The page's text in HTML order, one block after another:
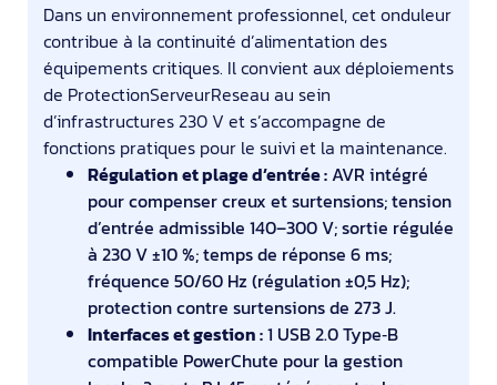
Dans un environnement professionnel, cet onduleur
contribue à la continuité d’alimentation des
équipements critiques. Il convient aux déploiements
de ProtectionServeurReseau au sein
d’infrastructures 230 V et s’accompagne de
fonctions pratiques pour le suivi et la maintenance.
Régulation et plage d’entrée :AVR intégré
pour compenser creux et surtensions; tension
d’entrée admissible 140–300 V; sortie régulée
à 230 V ±10 %; temps de réponse 6 ms;
fréquence 50/60 Hz (régulation ±0,5 Hz);
protection contre surtensions de 273 J.
Interfaces et gestion :1 USB 2.0 Type‑B
compatible PowerChute pour la gestion